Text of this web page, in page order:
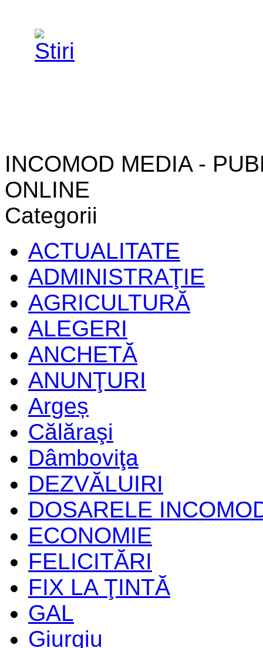
INCOMOD MEDIA -
ONLINE
Categorii
ACTUALITATE
ADMINISTRAŢIE
AGRICULTURĂ
ALEGERI
ANCHETĂ
ANUNŢURI
Argeș
Călăraşi
Dâmboviţa
DEZVĂLUIRI
DOSARELE
ECONOMIE
FELICITĂRI
FIX LA ŢINTĂ
GAL
Giurgiu